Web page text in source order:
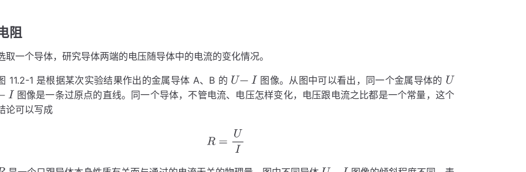
阻
取一个导体，研究导体两端的电压随导体中的电流的变化情况。
11.2-1 是根据某次实验结果作出的金属导体 A、B 的
−I
图像。从图中可以看出，同一个金属导体的
−I
图像是一条过原点的直线。同一个导体，不管电流、电压怎样变化，电压跟电流之比都是一个常量，这个
论可以写成